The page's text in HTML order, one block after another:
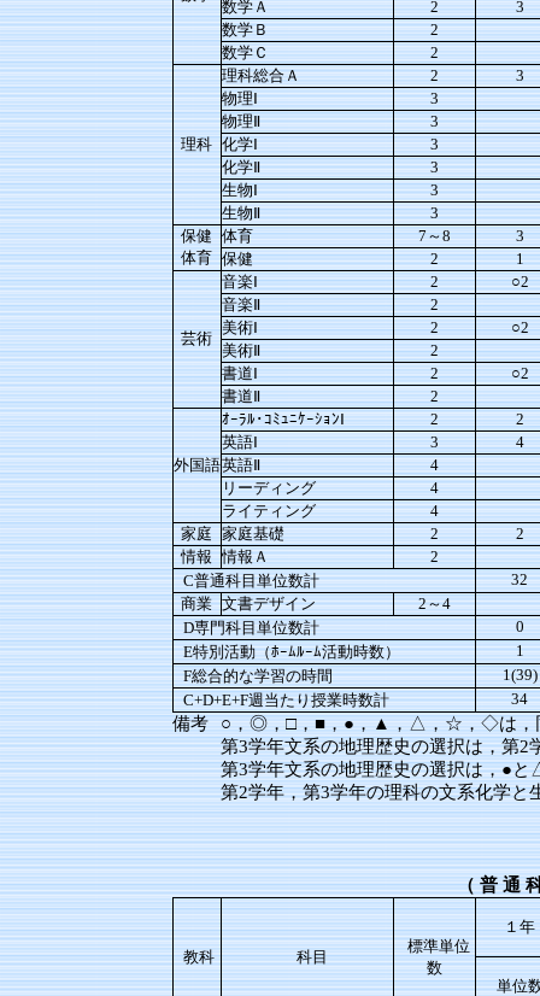
数学Ａ 2
3
数学Ｂ
2
数学Ｃ
2
理科
理科総合Ａ 2
3
物理Ⅰ
3
物理Ⅱ
3
化学Ⅰ
3
化学Ⅱ
3
生物Ⅰ
3
生物Ⅱ
3
保健
体育
体育 7～8
3
保健
2 1
芸術
音楽Ⅰ 2
○2
音楽Ⅱ
2
美術Ⅰ
2
○2
美術Ⅱ
2
書道Ⅰ
2
○2
書道Ⅱ
2
外国語
ｵｰﾗﾙ･ｺﾐｭﾆｹｰｼｮﾝⅠ 2
2
英語Ⅰ
3
4
英語Ⅱ
4
リーディング
4
ライティング
4
家庭 家庭基礎 2
2
情報 情報Ａ
2
C普通科目単位数計
32
商業 文書デザイン
2～4
D専門科目単位数計
0
E特別活動（ﾎｰﾑﾙｰﾑ活動時数）
1
F総合的な学習の時間
1(39)
C+D+E+F週当たり授業時数計
34
備考
○，◎，□，■，●，▲，△，☆，◇は，
第3学年文系の地理歴史の選択は，第2
第3学年文系の地理歴史の選択は，●
第2学年，第3学年の理科の文系化学と
（ 普 通
教科 科目
標準単位
数
１年
単位